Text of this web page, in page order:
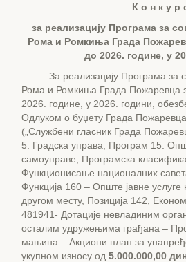
К о н к у р
за реализацију Програма за
Рома и Ромкиња Града
до 2026. године, у
За реализацију Програма за
Рома и Ромкиња Града Пожаревца
2026. године, у 2026. години,
Одлуком о буџету Града
(„Службени гласник Града
5. Градска управа, Програм 15:
самоуправе, Програмска
Функционисање националних
Функција 160 – Опште јавне
другом месту, Позиција 142,
481941- Дотације невладиним
осталим удружењима грађана –
мањина – Акциони план за
укупном износу од 5.000.000,00